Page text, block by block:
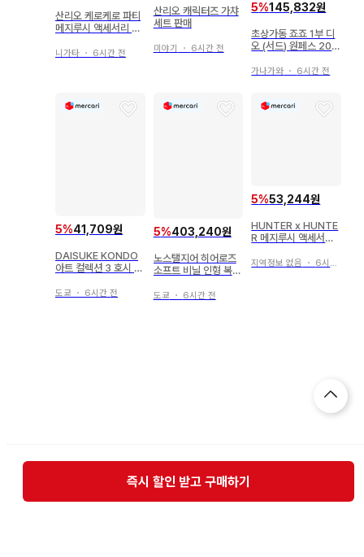
산리오 케로케로 파티
메지루시 액세서리 4
니가타 ・ 6시간 전
산리오 캐릭터즈 가챠
세트 판매
미야기 ・ 6시간 전
5%145,832원
초상가동 죠죠 1부 디
오 (서드) 원페스 202
함
가나가와 ・ 6시간 전
5%41,709원
DAISUKE KONDO
아트 컬렉션 3 호시 니
도쿄 ・ 6시간 전
5%403,240원
노스탤지어 히어로즈
소프트 비닐 인형 복각
호 본체 180mm
도쿄 ・ 6시간 전
5%53,244원
HUNTER x HUNTE
R 메지루시 액세서리
지역정보 없음 ・ 6시간 전
즉시 할인 받고 구매하기